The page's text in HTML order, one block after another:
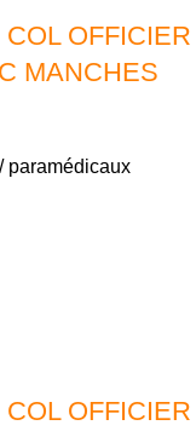
OFFICIER
MANCHES
paramédicaux
OFFICIER